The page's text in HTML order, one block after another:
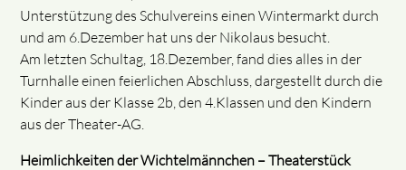
Unterstützung des Schulvereins einen Wintermarkt durch
und am 6.Dezember hat uns der Nikolaus besucht.
Am letzten Schultag, 18.Dezember, fand dies alles in der
Turnhalle einen feierlichen Abschluss, dargestellt durch die
Kinder aus der Klasse 2b, den 4.Klassen und den Kindern
aus der Theater-AG.
Heimlichkeiten der Wichtelmännchen – Theaterstück